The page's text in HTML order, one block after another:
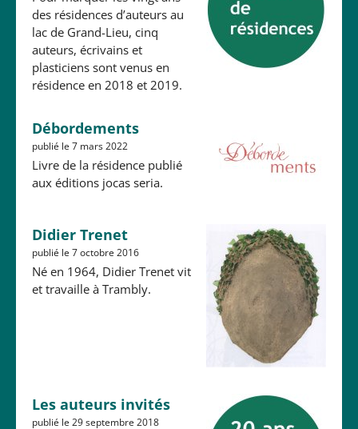
des résidences d’auteurs au
lac de Grand-Lieu, cinq
auteurs, écrivains et
plasticiens sont venus en
résidence en 2018 et 2019.
Débordements
publié le 7 mars 2022
Livre de la résidence publié
aux éditions jocas seria.
Didier Trenet
publié le 7 octobre 2016
Né en 1964, Didier Trenet vit
et travaille à Trambly.
Les auteurs invités
publié le 29 septembre 2018